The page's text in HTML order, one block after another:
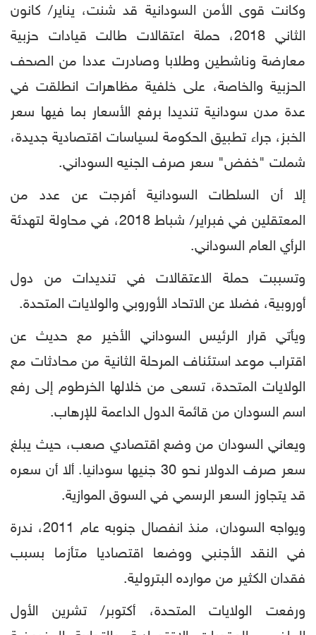
وكانت قوى الأمن السودانية قد شنت، يناير/ كانون
الثاني 2018، حملة اعتقالات طالت قيادات حزبية
معارضة وناشطين وطلابا وصادرت عددا من الصحف
الحزبية والخاصة، على خلفية مظاهرات انطلقت في
عدة مدن سودانية تنديدا برفع الأسعار بما فيها سعر
الخبز، جراء تطبيق الحكومة لسياسات اقتصادية جديدة،
شملت "خفض" سعر صرف الجنيه السوداني.
إلا أن السلطات السودانية أفرجت عن عدد من
المعتقلين في فبراير/ شباط 2018، في محاولة لتهدئة
الرأي العام السوداني.
وتسببت حملة الاعتقالات في تنديدات من دول
أوروبية، فضلا عن الاتحاد الأوروبي والولايات المتحدة.
ويأتي قرار الرئيس السوداني الأخير مع حديث عن
اقتراب موعد استئناف المرحلة الثانية من محادثات مع
الولايات المتحدة، تسعى من خلالها الخرطوم إلى رفع
اسم السودان من قائمة الدول الداعمة للإرهاب.
ويعاني السودان من وضع اقتصادي صعب، حيث يبلغ
سعر صرف الدولار نحو 30 جنيها سودانيا. ألا أن سعره
قد يتجاوز السعر الرسمي في السوق الموازية.
ويواجه السودان، منذ انفصال جنوبه عام 2011، ندرة
في النقد الأجنبي ووضعا اقتصاديا متأزما بسبب
فقدان الكثير من موارده البترولية.
ورفعت الولايات المتحدة، أكتوبر/ تشرين الأول